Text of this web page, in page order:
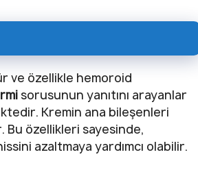
ve özellikle hemoroid
sorusunun yanıtını arayanlar
Kremin ana bileşenleri
özellikleri sayesinde,
azaltmaya yardımcı olabilir.